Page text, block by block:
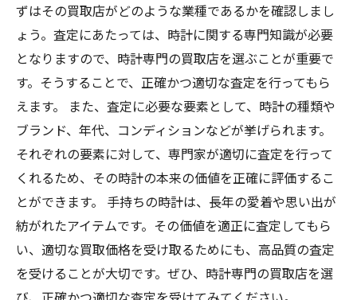
ずはその買取店がどのような業種であるかを確認しまし
ょう。査定にあたっては、時計に関する専門知識が必要
となりますので、時計専門の買取店を選ぶことが重要で
す。そうすることで、正確かつ適切な査定を行ってもら
えます。 また、査定に必要な要素として、時計の種類や
ブランド、年代、コンディションなどが挙げられます。
それぞれの要素に対して、専門家が適切に査定を行って
くれるため、その時計の本来の価値を正確に評価するこ
とができます。 手持ちの時計は、長年の愛着や思い出が
紡がれたアイテムです。その価値を適正に査定してもら
い、適切な買取価格を受け取るためにも、高品質の査定
を受けることが大切です。ぜひ、時計専門の買取店を選